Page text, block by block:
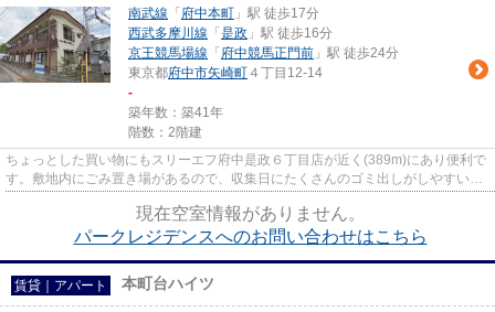
南武線 「 府中本町 」駅 徒歩17分
西武多摩川線 「 是政 」駅 徒歩16分
京王競馬場線 「 府中競馬正門前 」駅 徒歩24分
東京都府中市矢崎町 ４丁目12-14
-
築年数：築41年
階数：2階建
ちょっとした買い物にもスリーエフ府中是政６丁目店が近く(389m)にあり便利で
す。敷地内にごみ置き場があるので、収集日にたくさんのゴミ出しがしやすいで
現在空室情報がありません。
パークレジデンスへのお問い合わせはこちら
賃貸｜アパート 本町台ハイツ